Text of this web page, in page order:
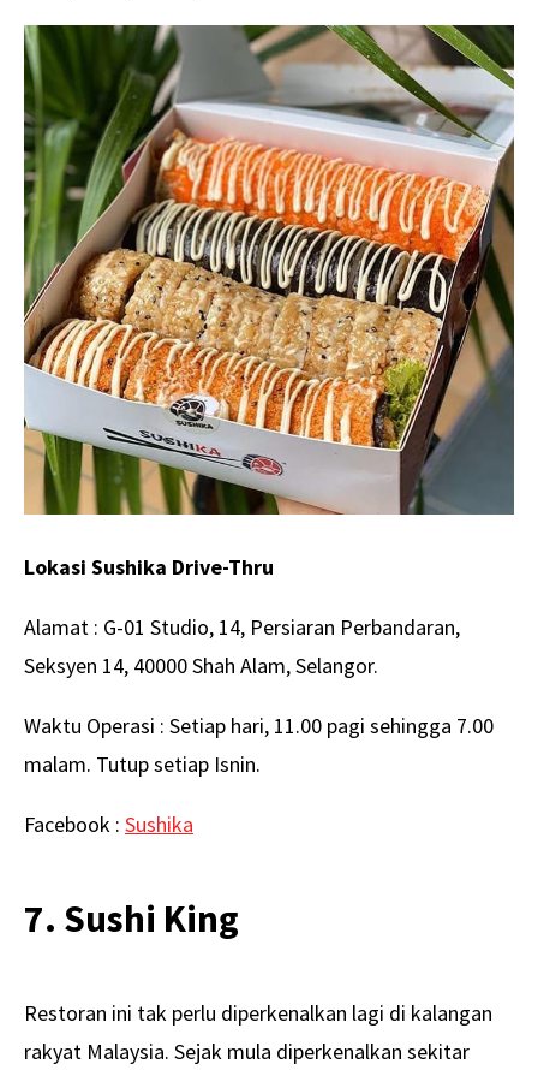
Lokasi Sushika Drive-Thru
Alamat : G-01 Studio, 14, Persiaran Perbandaran,
Seksyen 14, 40000 Shah Alam, Selangor.
Waktu Operasi : Setiap hari, 11.00 pagi sehingga 7.00
malam. Tutup setiap Isnin.
Facebook : Sushika
7. Sushi King
Restoran ini tak perlu diperkenalkan lagi di kalangan
rakyat Malaysia. Sejak mula diperkenalkan sekitar